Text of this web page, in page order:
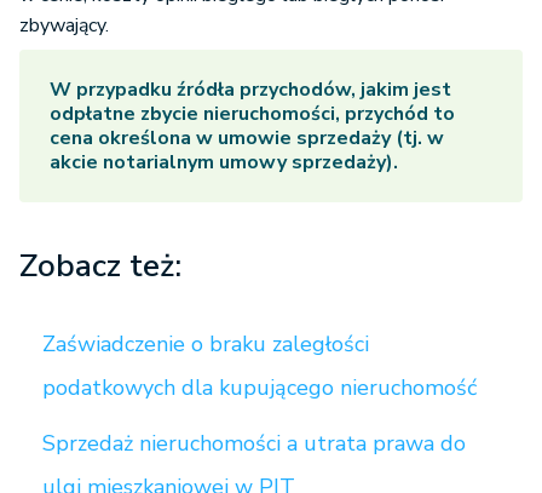
zbywający.
W przypadku źródła przychodów, jakim jest
odpłatne zbycie nieruchomości, przychód to
cena określona w umowie sprzedaży (tj. w
akcie notarialnym umowy sprzedaży).
Zobacz też:
Zaświadczenie o braku zaległości
podatkowych dla kupującego nieruchomość
Sprzedaż nieruchomości a utrata prawa do
ulgi mieszkaniowej w PIT